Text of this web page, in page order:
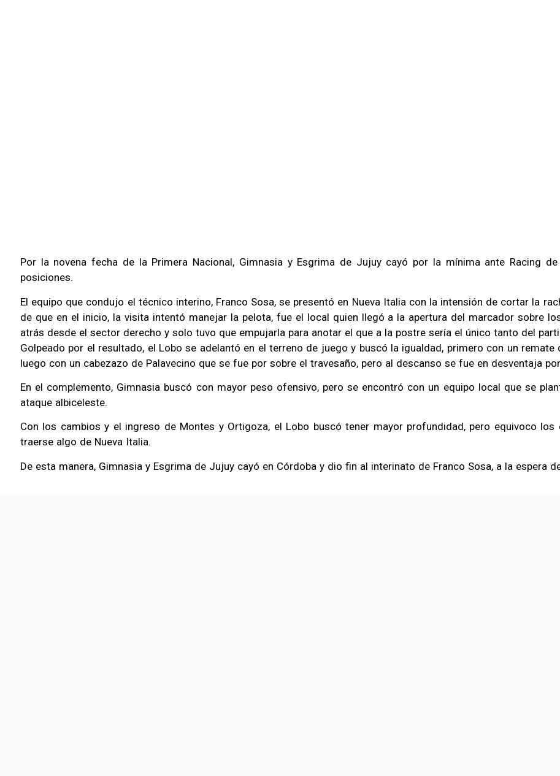
Por la novena fecha de la Primera Nacional, Gimnasia y Esgrima de Jujuy cayó por la mínima ante Racing
posiciones.
El equipo que condujo el técnico interino, Franco Sosa, se presentó en Nueva Italia con la intensión de cortar la
de que en el inicio, la visita intentó manejar la pelota, fue el local quien llegó a la apertura del marcador sobre
atrás desde el sector derecho y solo tuvo que empujarla para anotar el que a la postre sería el único tanto del
Golpeado por el resultado, el Lobo se adelantó en el terreno de juego y buscó la igualdad, primero con un
luego con un cabezazo de Palavecino que se fue por sobre el travesaño, pero al descanso se fue en desventaja
En el complemento, Gimnasia buscó con mayor peso ofensivo, pero se encontró con un equipo local que se
ataque albiceleste.
Con los cambios y el ingreso de Montes y Ortigoza, el Lobo buscó tener mayor profundidad, pero equivoco
traerse algo de Nueva Italia.
De esta manera, Gimnasia y Esgrima de Jujuy cayó en Córdoba y dio fin al interinato de Franco Sosa, a la espera